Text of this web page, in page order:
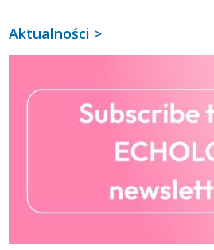
Aktualności >